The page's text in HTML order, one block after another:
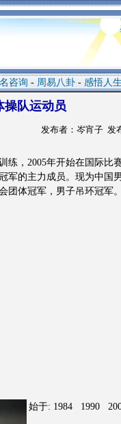
咨询 - 周易八卦 - 感悟人生
操队运动员
发布者：岑宵子 发
练，2005年开始在国际比
军的主力成员。现为中国
体冠军，男子吊环冠军
始于: 1984 1990